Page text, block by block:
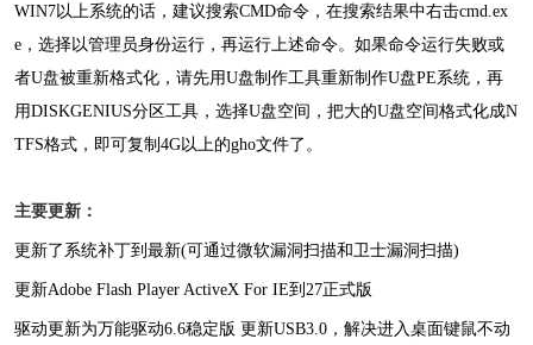
WIN7以上系统的话，建议搜索CMD命令，在搜索结果中右击cmd.ex
e，选择以管理员身份运行，再运行上述命令。如果命令运行失败或
者U盘被重新格式化，请先用U盘制作工具重新制作U盘PE系统，再
用DISKGENIUS分区工具，选择U盘空间，把大的U盘空间格式化成N
TFS格式，即可复制4G以上的gho文件了。
主要更新：
更新了系统补丁到最新(可通过微软漏洞扫描和卫士漏洞扫描)
更新Adobe Flash Player ActiveX For IE到27正式版
驱动更新为万能驱动6.6稳定版 更新USB3.0，解决进入桌面键鼠不动